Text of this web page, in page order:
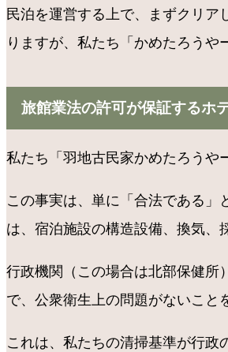
民泊を運営する上で、まずクリ
りますが、私たち「かめたろうや
旅館業法の許可が保証するホ
私たち「羽地古民家かめたろうや
この事実は、単に「合法である
は、宿泊施設の構造設備、換気、
行政機関（この場合は北部保健所
で、公衆衛生上の問題がないこと
これは、私たちの清掃基準が行政